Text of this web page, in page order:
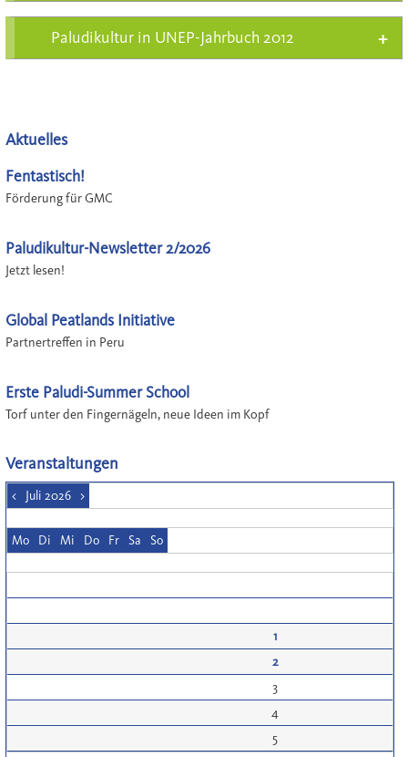
Paludikultur in UNEP-Jahrbuch 2012
Aktuelles
Fentastisch!
Förderung für GMC
Paludikultur-Newsletter 2/2026
Jetzt lesen!
Global Peatlands Initiative
Partnertreffen in Peru
Erste Paludi-Summer School
Torf unter den Fingernägeln, neue Ideen im Kopf
Veranstaltungen
< Juli 2026 >
Mo Di Mi Do Fr Sa So
1
2
3
4
5